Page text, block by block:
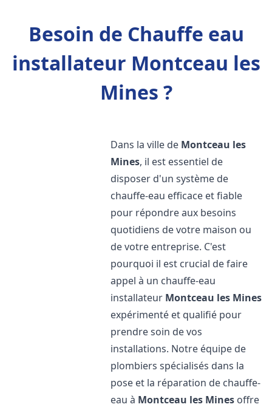
Besoin de Chauffe eau
installateur Montceau les
Mines ?
Dans la ville de Montceau les
Mines, il est essentiel de
disposer d'un système de
chauffe-eau efficace et fiable
pour répondre aux besoins
quotidiens de votre maison ou
de votre entreprise. C'est
pourquoi il est crucial de faire
appel à un chauffe-eau
installateur Montceau les Mines
expérimenté et qualifié pour
prendre soin de vos
installations. Notre équipe de
plombiers spécialisés dans la
pose et la réparation de chauffe-
eau à Montceau les Mines offre